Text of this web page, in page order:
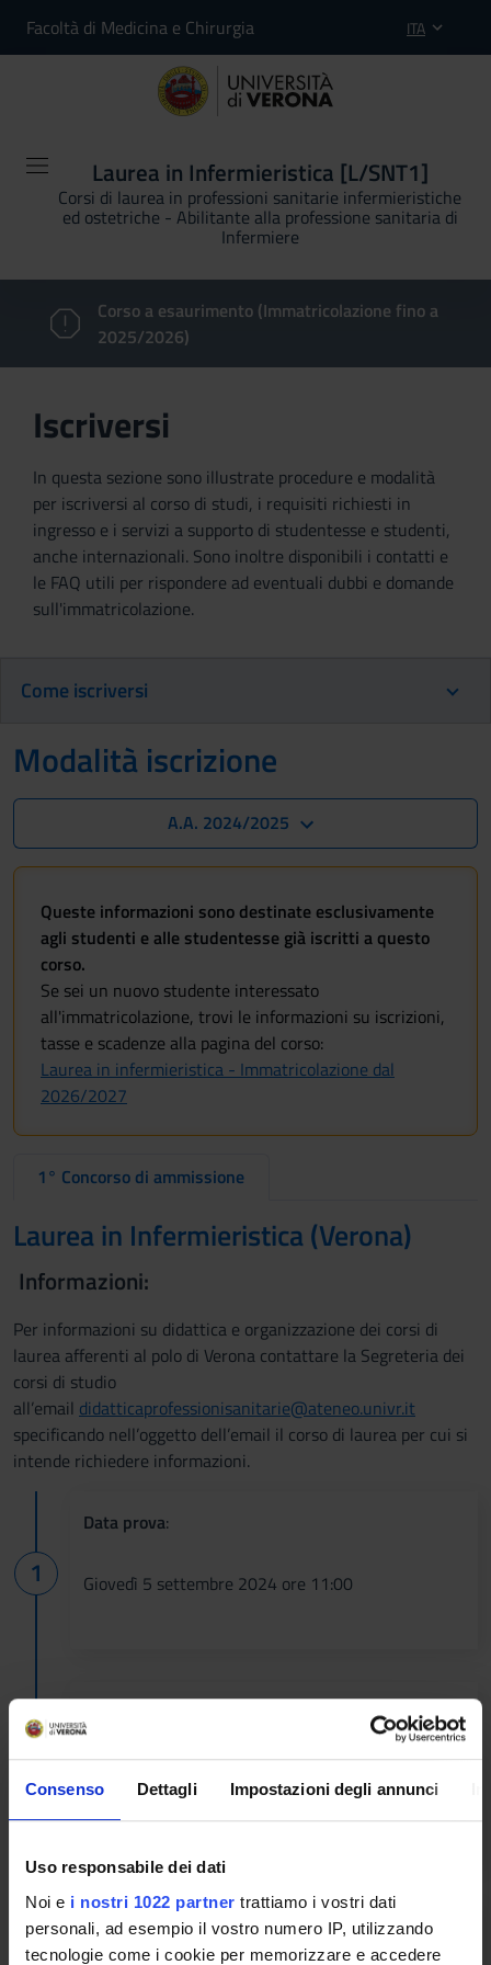
Consenso Dettagli Impostazioni degli annunci
Uso responsabile dei dati
Noi e i nostri 1022 partner trattiamo i vostri dati
personali, ad esempio il vostro numero IP, utilizzando
tecnologie come i cookie per memorizzare e accedere
Facoltà di Medicina e Chirurgia ITA
Laurea in Infermieristica [L/SNT1]
Corsi di laurea in professioni sanitarie infermieristiche
ed ostetriche - Abilitante alla professione sanitaria di
Infermiere
Corso a esaurimento (Immatricolazione fino a
2025/2026)
Iscriversi
In questa sezione sono illustrate procedure e modalità
per iscriversi al corso di studi, i requisiti richiesti in
ingresso e i servizi a supporto di studentesse e studenti,
anche internazionali. Sono inoltre disponibili i contatti e
le FAQ utili per rispondere ad eventuali dubbi e domande
sull'immatricolazione.
Come iscriversi
Modalità iscrizione
A.A. 2024/2025
Queste informazioni sono destinate esclusivamente
agli studenti e alle studentesse già iscritti a questo
corso.
Se sei un nuovo studente interessato
all'immatricolazione, trovi le informazioni su iscrizioni,
tasse e scadenze alla pagina del corso:
Laurea in infermieristica - Immatricolazione dal
2026/2027
1° Concorso di ammissione
Laurea in Infermieristica (Verona)
Informazioni:
Per informazioni su didattica e organizzazione dei corsi di
laurea afferenti al polo di Verona contattare la Segreteria dei
corsi di studio
all’email didatticaprofessionisanitarie@ateneo.univr.it
specificando nell’oggetto dell’email il corso di laurea per cui si
intende richiedere informazioni.
Data prova:
Giovedì 5 settembre 2024 ore 11:00
2024 (ore 12:00)
Data pubblicazione prima graduatoria:13
settembre 2024